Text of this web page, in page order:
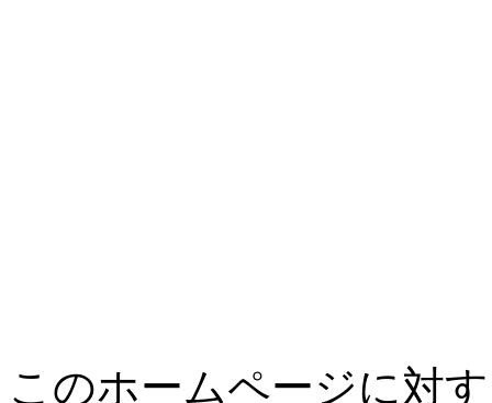
このホームページに対